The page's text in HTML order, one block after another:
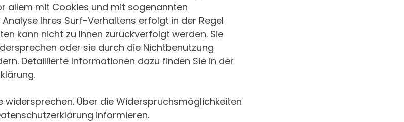
allem mit Cookies und mit sogenannten
Ihres Surf-Verhaltens erfolgt in der Regel
kann nicht zu Ihnen zurückverfolgt werden. Sie
oder sie durch die Nichtbenutzung
Detaillierte Informationen dazu finden Sie in der
widersprechen. Über die Widerspruchsmöglichkeiten
informieren.